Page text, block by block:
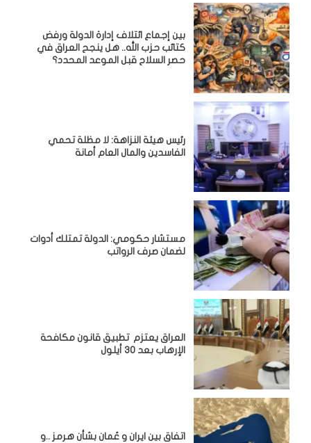
بين إجماع ائتلاف إدارة الدولة ورفض
كتائب حزب الله.. هل ينجح العراق في
حصر السلاح قبل الموعد المحدد؟
رئيس هيئة النزاهة: لا مظلة تحمي
الفاسدين والمال العام أمانة
مستشار حكومي: الدولة تمتلك أدوات
لضمان صرف الرواتب
العراق يعتزم تطبيق قانون مكافحة
الإرهاب بعد 30 أيلول
اتفاق بين ايران و عُمان بشأن هرمز ..و